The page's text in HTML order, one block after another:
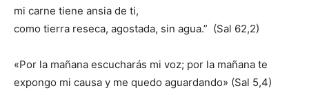
mi carne tiene ansia de ti,
como tierra reseca, agostada, sin agua.” (Sal 62,2)
«Por la mañana escucharás mi voz; por la mañana te
expongo mi causa y me quedo aguardando» (Sal 5,4)